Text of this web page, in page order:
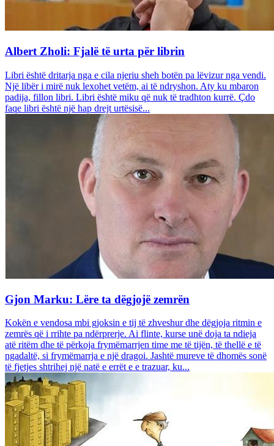
Albert Zholi: Fjalë të urta për librin
Libri është dritarja nga e cila njeriu sheh botën pa lëvizur nga vendi.
Një libër i mirë nuk lexohet vetëm, ai të ndryshon. Aty ku mbaron
padija, fillon libri. Libri është miku që nuk të tradhton kurrë. Çdo
faqe libri është një hap drejt urtësisë...
Gjon Marku: Lëre ta dëgjojë zemrën
Kokën e vendosa mbi gjoksin e tij të zhveshur dhe dëgjoja ritmin e
zemrës që i rrihte pa ndërprerje. Ai flinte, kurse unë doja ta ndieja
atë ritëm dhe të përkoja frymëmarrjen time me të tijën, të thellë e të
ngadaltë, si frymëmarrja e një dragoi. Jashtë mureve të dhomës sonë
të fjetjes shtrihej një natë e errët e e trazuar, ku...